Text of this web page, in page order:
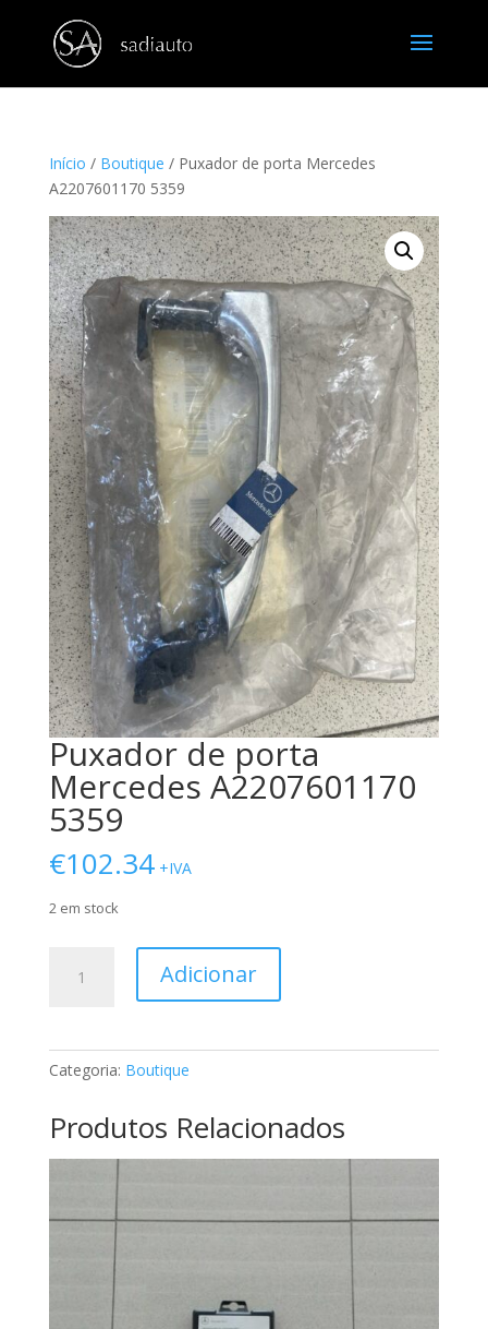
Início / Boutique / Puxador de porta Mercedes
A2207601170 5359
Puxador de porta
Mercedes A2207601170
5359
€102.34 +IVA
2 em stock
Mercedes
5359
Adicionar
Categoria: Boutique
Produtos Relacionados